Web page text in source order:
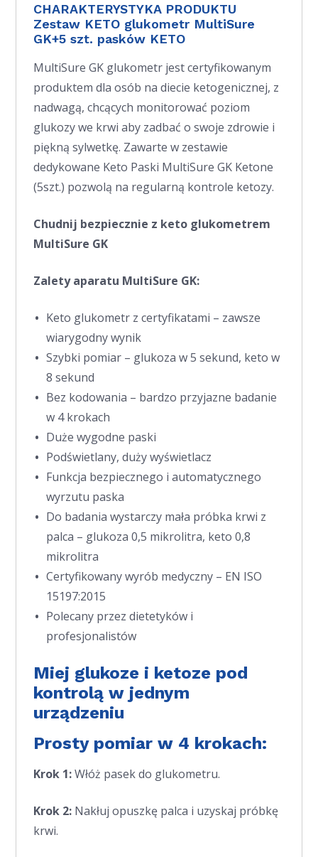
CHARAKTERYSTYKA PRODUKTU
Zestaw KETO glukometr MultiSure
GK+5 szt. pasków KETO
MultiSure GK glukometr jest certyfikowanym
produktem dla osób na diecie ketogenicznej, z
nadwagą, chcących monitorować poziom
glukozy we krwi aby zadbać o swoje zdrowie i
piękną sylwetkę. Zawarte w zestawie
dedykowane Keto Paski MultiSure GK Ketone
(5szt.) pozwolą na regularną kontrole ketozy.
Chudnij bezpiecznie z keto glukometrem
MultiSure GK
Zalety aparatu MultiSure GK:
Keto glukometr z certyfikatami – zawsze
wiarygodny wynik
Szybki pomiar – glukoza w 5 sekund, keto w
8 sekund
Bez kodowania – bardzo przyjazne badanie
w 4 krokach
Duże wygodne paski
Podświetlany, duży wyświetlacz
Funkcja bezpiecznego i automatycznego
wyrzutu paska
Do badania wystarczy mała próbka krwi z
palca – glukoza 0,5 mikrolitra, keto 0,8
mikrolitra
Certyfikowany wyrób medyczny – EN ISO
15197:2015
Polecany przez dietetyków i
profesjonalistów
Miej glukoze i ketoze pod
kontrolą w jednym
urządzeniu
Prosty pomiar w 4 krokach:
Krok 1:Włóż pasek do glukometru.
Krok 2: Nakłuj opuszkę palca i uzyskaj próbkę
krwi.